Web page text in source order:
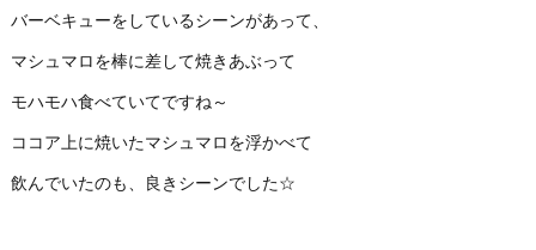
バーベキューをしているシーンがあって、
マシュマロを棒に差して焼きあぶって
モハモハ食べていてですね～
ココア上に焼いたマシュマロを浮かべて
飲んでいたのも、良きシーンでした☆